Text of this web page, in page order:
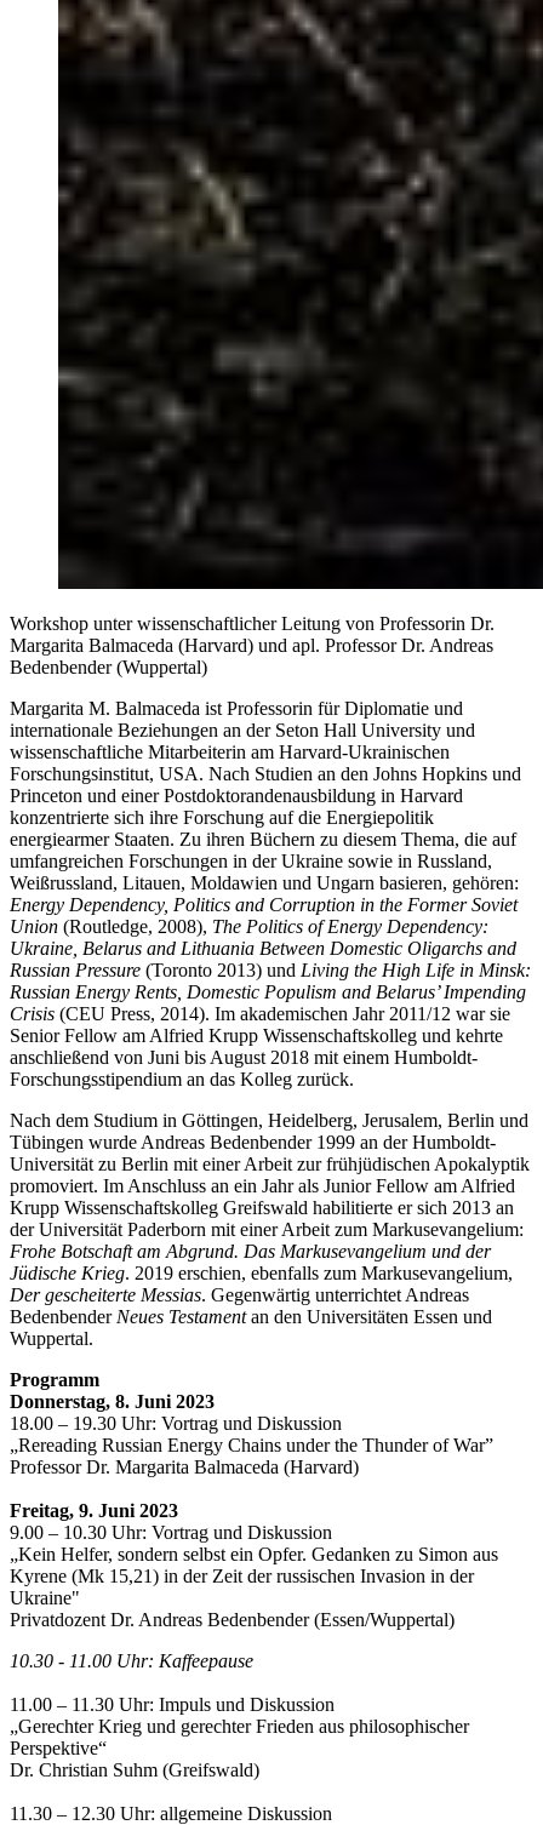
Workshop unter wissenschaftlicher Leitung von Professorin Dr.
Margarita Balmaceda (Harvard) und apl. Professor Dr. Andreas
Bedenbender (Wuppertal)
Margarita M. Balmaceda ist Professorin für Diplomatie und
internationale Beziehungen an der Seton Hall University und
wissenschaftliche Mitarbeiterin am Harvard-Ukrainischen
Forschungsinstitut, USA. Nach Studien an den Johns Hopkins und
Princeton und einer Postdoktorandenausbildung in Harvard
konzentrierte sich ihre Forschung auf die Energiepolitik
energiearmer Staaten. Zu ihren Büchern zu diesem Thema, die auf
umfangreichen Forschungen in der Ukraine sowie in Russland,
Weißrussland, Litauen, Moldawien und Ungarn basieren, gehören:
Energy Dependency, Politics and Corruption in the Former Soviet
Union (Routledge, 2008), The Politics of Energy Dependency:
Ukraine, Belarus and Lithuania Between Domestic Oligarchs and
Russian Pressure (Toronto 2013) und Living the High Life in Minsk:
Russian Energy Rents, Domestic Populism and Belarus’ Impending
Crisis (CEU Press, 2014). Im akademischen Jahr 2011/12 war sie
Senior Fellow am Alfried Krupp Wissenschaftskolleg und kehrte
anschließend von Juni bis August 2018 mit einem Humboldt-
Forschungsstipendium an das Kolleg zurück.
Nach dem Studium in Göttingen, Heidelberg, Jerusalem, Berlin und
Tübingen wurde Andreas Bedenbender 1999 an der Humboldt-
Universität zu Berlin mit einer Arbeit zur frühjüdischen Apokalyptik
promoviert. Im Anschluss an ein Jahr als Junior Fellow am Alfried
Krupp Wissenschaftskolleg Greifswald habilitierte er sich 2013 an
der Universität Paderborn mit einer Arbeit zum Markusevangelium:
Frohe Botschaft am Abgrund. Das Markusevangelium und der
Jüdische Krieg. 2019 erschien, ebenfalls zum Markusevangelium,
Der gescheiterte Messias. Gegenwärtig unterrichtet Andreas
Bedenbender Neues Testamentan den Universitäten Essen und
Wuppertal.
Programm
Donnerstag, 8. Juni 2023
18.00 – 19.30 Uhr: Vortrag und Diskussion
„Rereading Russian Energy Chains under the Thunder of War”
Professor Dr. Margarita Balmaceda (Harvard)
Freitag, 9. Juni 2023
9.00 – 10.30 Uhr: Vortrag und Diskussion
„Kein Helfer, sondern selbst ein Opfer. Gedanken zu Simon aus
Kyrene (Mk 15,21) in der Zeit der russischen Invasion in der
Ukraine"
Privatdozent Dr. Andreas Bedenbender (Essen/Wuppertal)
10.30 - 11.00 Uhr: Kaffeepause
11.00 – 11.30 Uhr: Impuls und Diskussion
„Gerechter Krieg und gerechter Frieden aus philosophischer
Perspektive“
Dr. Christian Suhm (Greifswald)
11.30 – 12.30 Uhr: allgemeine Diskussion